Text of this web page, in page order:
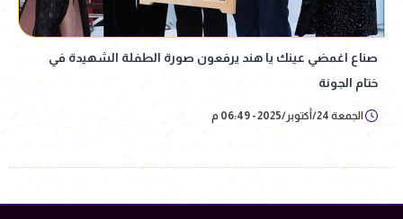
صناع اغمضي عينك يا هند يرفعون صورة الطفلة الشهيدة في
ختام الجونة
الجمعة 24/أكتوبر/2025 - 06:49 م